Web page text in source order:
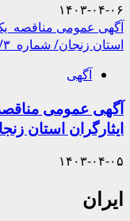
۱۴۰۳-۰۴-۰۶
آگهی عمومی مناقصه یک
استان زنجان/ شماره ۳/ ۱۴۰۳
آگهی
آگهی عمومی
ایثارگران استان
۱۴۰۳-۰۴-۰۵
ایران